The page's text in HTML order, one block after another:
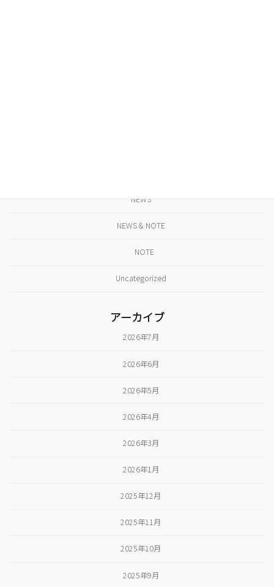
NEWS
NEWS & NOTE
NOTE
Uncategorized
アーカイブ
2026年7月
2026年6月
2026年5月
2026年4月
2026年3月
2026年1月
2025年12月
2025年11月
2025年10月
2025年9月